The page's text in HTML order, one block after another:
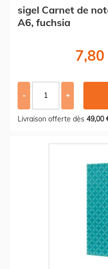
sigel Carnet de
A6, fuchsia
- +
Livraison offerte dès 49,00